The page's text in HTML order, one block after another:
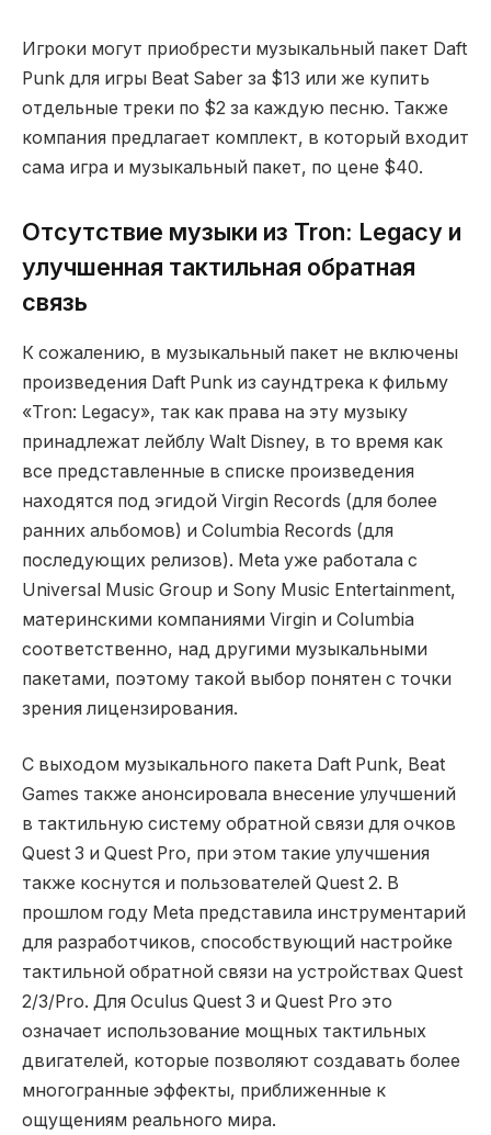
Игроки могут приобрести музыкальный пакет Daft
Punk для игры Beat Saber за $13 или же купить
отдельные треки по $2 за каждую песню. Также
компания предлагает комплект, в который входит
сама игра и музыкальный пакет, по цене $40.
Отсутствие музыки из Tron: Legacy и
улучшенная тактильная обратная
связь
К сожалению, в музыкальный пакет не включены
произведения Daft Punk из саундтрека к фильму
«Tron: Legacy», так как права на эту музыку
принадлежат лейблу Walt Disney, в то время как
все представленные в списке произведения
находятся под эгидой Virgin Records (для более
ранних альбомов) и Columbia Records (для
последующих релизов). Meta уже работала с
Universal Music Group и Sony Music Entertainment,
материнскими компаниями Virgin и Columbia
соответственно, над другими музыкальными
пакетами, поэтому такой выбор понятен с точки
зрения лицензирования.
С выходом музыкального пакета Daft Punk, Beat
Games также анонсировала внесение улучшений
в тактильную систему обратной связи для очков
Quest 3 и Quest Pro, при этом такие улучшения
также коснутся и пользователей Quest 2. В
прошлом году Meta представила инструментарий
для разработчиков, способствующий настройке
тактильной обратной связи на устройствах Quest
2/3/Pro. Для Oculus Quest 3 и Quest Pro это
означает использование мощных тактильных
двигателей, которые позволяют создавать более
многогранные эффекты, приближенные к
ощущениям реального мира.